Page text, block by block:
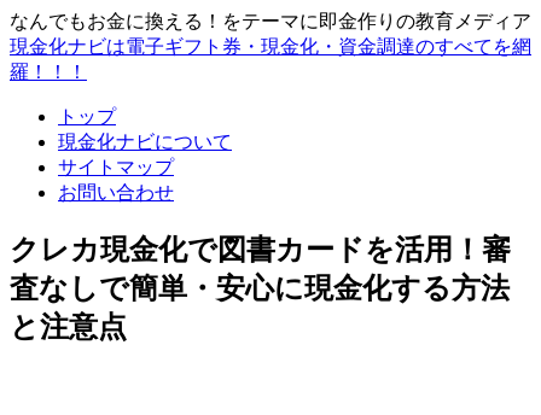
なんでもお金に換える！をテーマに即金作りの教育メディア
現金化ナビは電子ギフト券・現金化・資金調達のすべてを網
羅！！！
トップ
現金化ナビについて
サイトマップ
お問い合わせ
クレカ現金化で図書カードを活用！審
査なしで簡単・安心に現金化する方法
と注意点